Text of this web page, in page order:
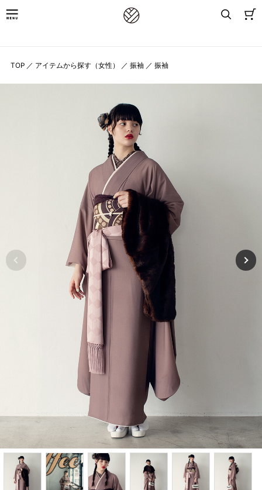
TOP ／ アイテムから探す（女性） ／ 振袖 ／ 振袖